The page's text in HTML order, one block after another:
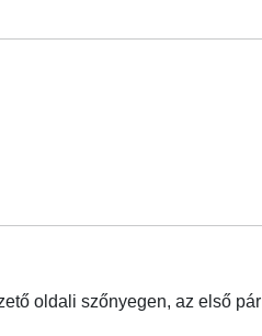
oldali szőnyegen, az első pár